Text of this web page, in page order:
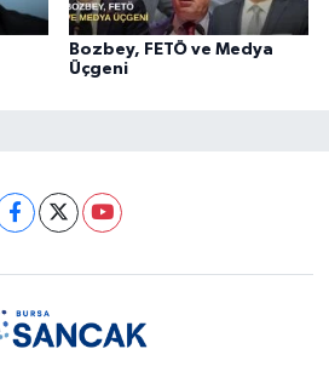
Bozbey, FETÖ ve Medya
Üçgeni